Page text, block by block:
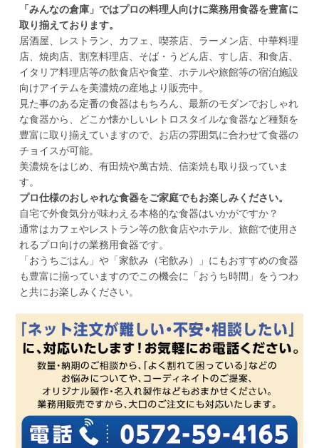
「みんなの倉庫」ではプロの料理人向けに業務用食器を豊富に
取り揃えております。
居酒屋、レストラン、カフェ、喫茶店、ラーメン店、中華料理
店、焼肉店、割烹料理店、そば・うどん店、すし店、和食店、
イタリア料理店等の飲食店や食堂、ホテルや旅館等の宿泊施設
向けアイテムを美濃焼の産地より販売中。
見た事のある定番の食器はもちろん、最新のモダンでおしゃれ
な食器から、どこか懐かしいレトロスタイルな食器など種類を
豊富に取り揃えていますので、お店の雰囲気に合わせて食器の
チョイスが可能。
美濃焼をはじめ、有田焼や萬古焼、信楽焼も取り扱っていま
す。
プロ仕様のおしゃれな食器をご家庭でもお楽しみください。
自宅で外食気分が味わえる本格的な食器はいかがですか？
通常はカフェやレストラン等の飲食店やホテル、旅館で使用さ
れるプロ向けの業務用食器です。
「おうちごはん」や「家飲み（宅飲み）」にもおすすめの食器
も豊富に揃っていますのでこの機会に「おうち時間」をうつわ
と共にお楽しみください。